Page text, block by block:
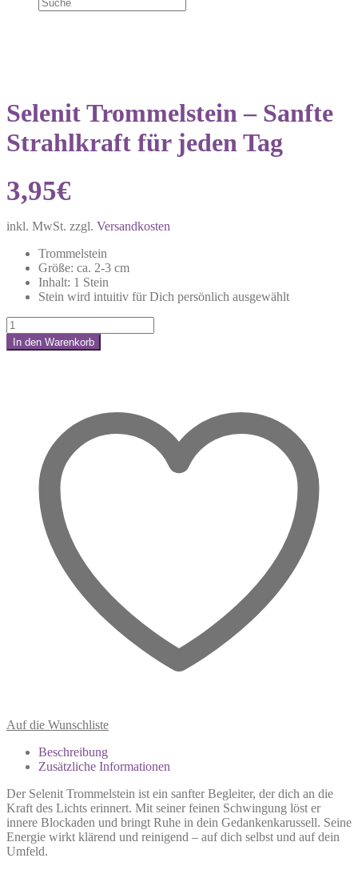
Selenit Trommelstein – Sanfte
Strahlkraft für jeden Tag
3,95€
inkl. MwSt. zzgl. Versandkosten
Trommelstein
Größe: ca. 2-3 cm
Inhalt: 1 Stein
Stein wird intuitiv für Dich persönlich ausgewählt
Selenit
Trommelstein
–
In den Warenkorb
Auf die Wunschliste
Beschreibung
Zusätzliche Informationen
Der Selenit Trommelstein ist ein sanfter Begleiter, der dich an die
Kraft des Lichts erinnert. Mit seiner feinen Schwingung löst er
innere Blockaden und bringt Ruhe in dein Gedankenkarussell. Seine
Energie wirkt klärend und reinigend – auf dich selbst und auf dein
Umfeld.